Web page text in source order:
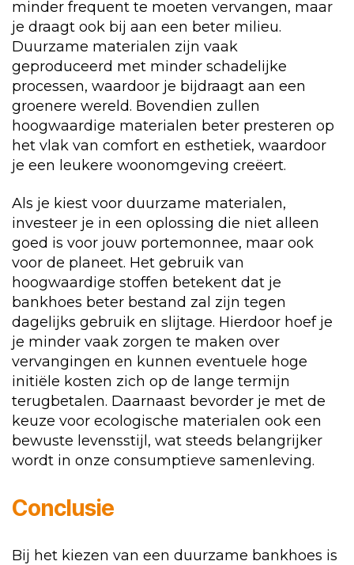
minder frequent te moeten vervangen, maar
je draagt ook bij aan een beter milieu.
Duurzame materialen zijn vaak
geproduceerd met minder schadelijke
processen, waardoor je bijdraagt aan een
groenere wereld. Bovendien zullen
hoogwaardige materialen beter presteren op
het vlak van comfort en esthetiek, waardoor
je een leukere woonomgeving creëert.
Als je kiest voor duurzame materialen,
investeer je in een oplossing die niet alleen
goed is voor jouw portemonnee, maar ook
voor de planeet. Het gebruik van
hoogwaardige stoffen betekent dat je
bankhoes beter bestand zal zijn tegen
dagelijks gebruik en slijtage. Hierdoor hoef je
je minder vaak zorgen te maken over
vervangingen en kunnen eventuele hoge
initiële kosten zich op de lange termijn
terugbetalen. Daarnaast bevorder je met de
keuze voor ecologische materialen ook een
bewuste levensstijl, wat steeds belangrijker
wordt in onze consumptieve samenleving.
Conclusie
Bij het kiezen van een duurzame bankhoes is